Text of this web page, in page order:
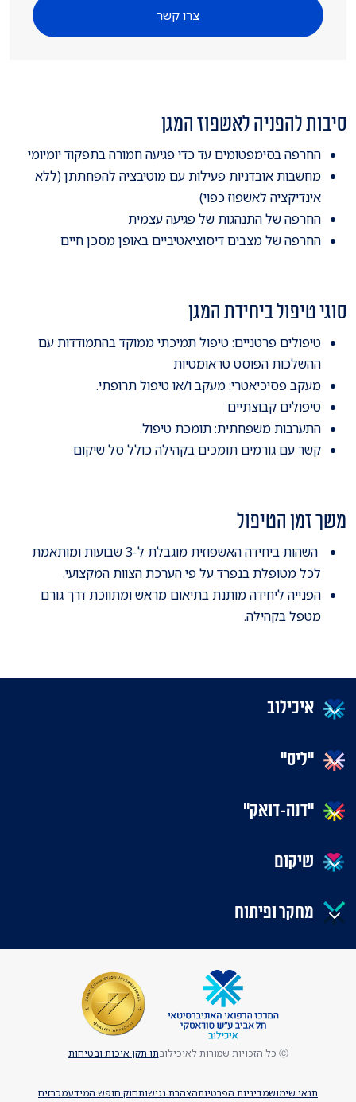
צרו קשר
סיבות להפניה לאשפוז המגן
החרפה בסימפטומים עד כדי פגיעה חמורה בתפקוד יומיומי
מחשבות אובדניות פעילות עם מוטיבציה להפחתתן (ללא
אינדיקציה לאשפוז כפוי)
החרפה של התנהגות של פגיעה עצמית
החרפה של מצבים דיסוציאטיביים באופן מסכן חיים
סוגי טיפול ביחידת המגן
טיפולים פרטניים: טיפול תמיכתי ממוקד בהתמודדות עם
ההשלכות הפוסט טראומטיות
מעקב פסיכיאטרי: מעקב ו/או טיפול תרופתי.
טיפולים קבוצתיים
התערבות משפחתית: תומכת טיפול.
קשר עם גורמים תומכים בקהילה כולל סל שיקום
משך זמן הטיפול
השהות ביחידה האשפוזית מוגבלת ל-3 שבועות ומותאמת
לכל מטופלת בנפרד על פי הערכת הצוות המקצועי.
הפנייה ליחידה מותנת בתיאום מראש ומתווכת דרך גורם
מטפל בקהילה.
איכילוב
"ליס"
"דנה-דואק"
שיקום
מחקר ופיתוח
תנאי שימושמדיניות הפרטיותהצהרת נגישותחוק חופש המידעמכרזים
Ⓒ כל הזכויות שמורות לאיכילוב תו תקן איכות ובטיחות